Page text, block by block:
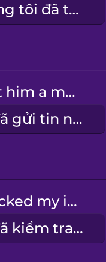
Chúng tôi đã tương hợp
I sent him a message
Tôi đã gửi tin nhắn cho anh ấy
I checked my inbox
Tôi đã kiểm tra hộp thư